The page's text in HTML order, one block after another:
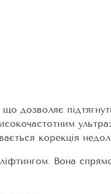
дозволяє
корекція
Вона